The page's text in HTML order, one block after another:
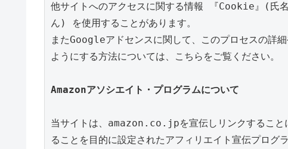
他サイトへのアクセスに関する情報 『Cookie』(氏
ん) を使用することがあります。
またGoogleアドセンスに関して、このプロセスの詳
ようにする方法については、こちらをご覧ください。
Amazonアソシエイト・プログラムについて
当サイトは、amazon.co.jpを宣伝しリンクすること
ることを目的に設定されたアフィリエイト宣伝プログ